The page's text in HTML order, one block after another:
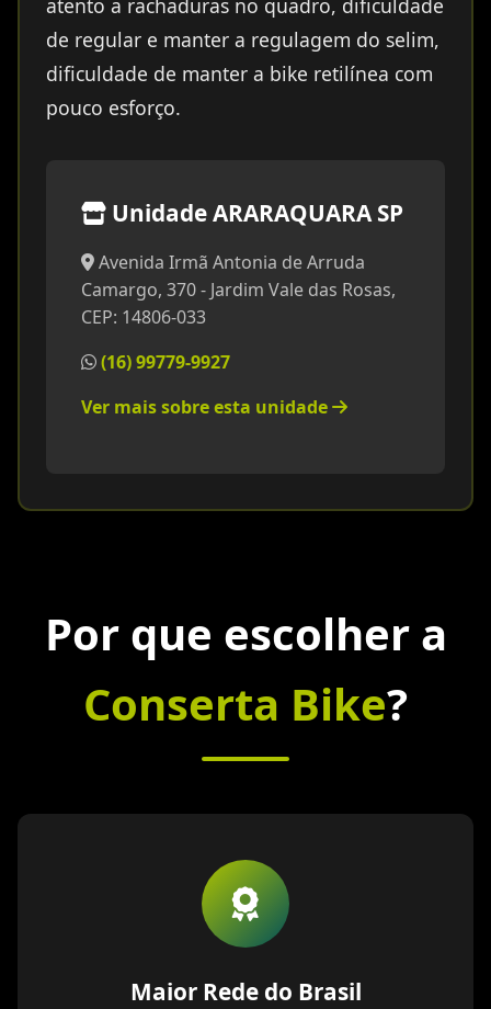
atento a rachaduras no quadro, dificuldade
de regular e manter a regulagem do selim,
dificuldade de manter a bike retilínea com
pouco esforço.
Unidade ARARAQUARA SP
Avenida Irmã Antonia de Arruda
Camargo, 370 - Jardim Vale das Rosas,
CEP: 14806-033
(16) 99779-9927
Ver mais sobre esta unidade
Por que escolher a
Conserta Bike?
Maior Rede do Brasil